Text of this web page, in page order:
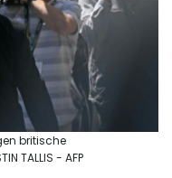
britische
TALLIS - AFP